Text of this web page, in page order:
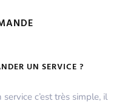
UN SERVICE ?
c’est très simple, il